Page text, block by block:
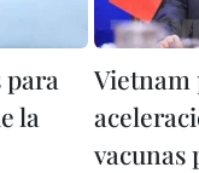
la
Vietnam
vacunas